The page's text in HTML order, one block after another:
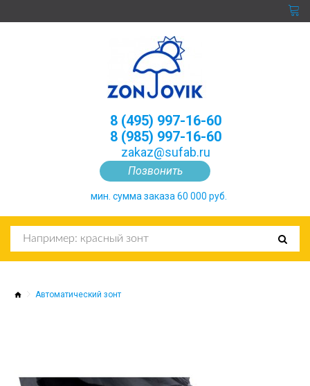
Позвонить
8 (495) 997-16-60
8 (985) 997-16-60
zakaz@sufab.ru
мин. сумма заказа 60 000 руб.
Автоматический зонт